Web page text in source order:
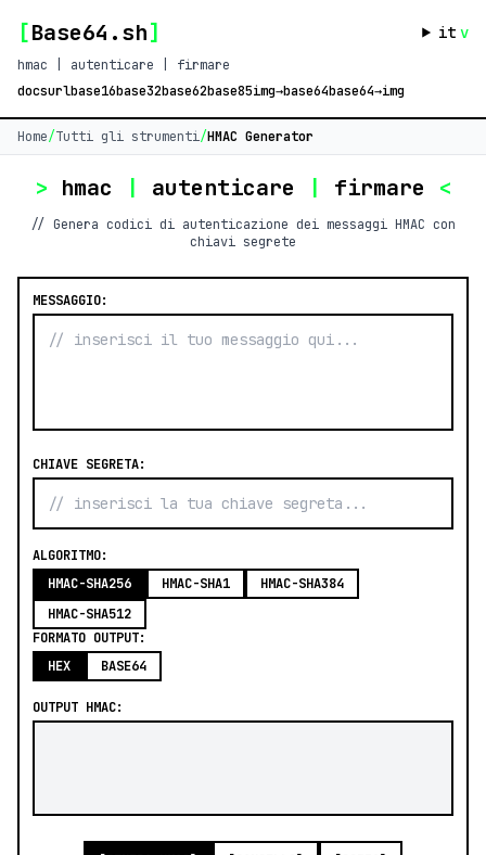
[Base64.sh] it v
hmac | autenticare | firmare
docsurlbase16base32base62base85img→base64base64→img
Home/Tutti gli strumenti/HMAC Generator
> hmac | autenticare | firmare <
// Genera codici di autenticazione dei messaggi HMAC con
chiavi segrete
MESSAGGIO:
CHIAVE SEGRETA:
ALGORITMO:
HMAC-SHA256
HMAC-SHA1
HMAC-SHA384
HMAC-SHA512
FORMATO OUTPUT:
HEX
BASE64
OUTPUT HMAC: